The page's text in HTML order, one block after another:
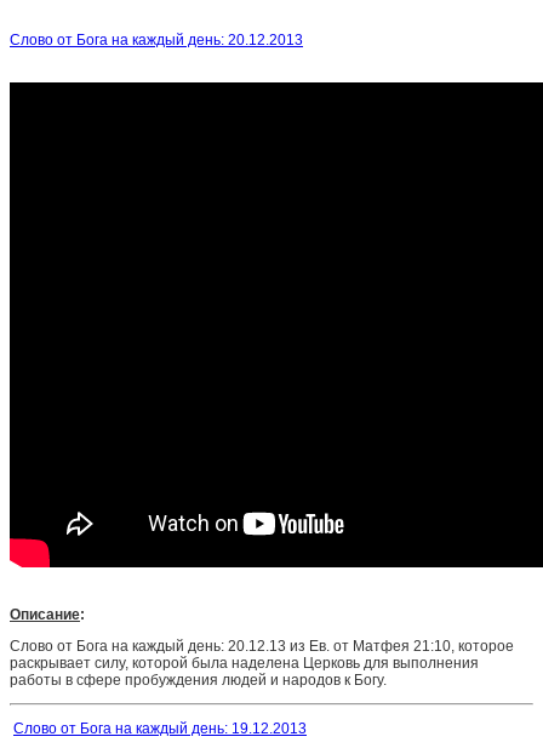
Слово от Бога на каждый день: 20.12.2013
Описание:
Слово от Бога на каждый день: 20.12.13 из Ев. от Матфея 21:10, которое
раскрывает силу, которой была наделена Церковь для выполнения
работы в сфере пробуждения людей и народов к Богу.
Слово от Бога на каждый день: 19.12.2013